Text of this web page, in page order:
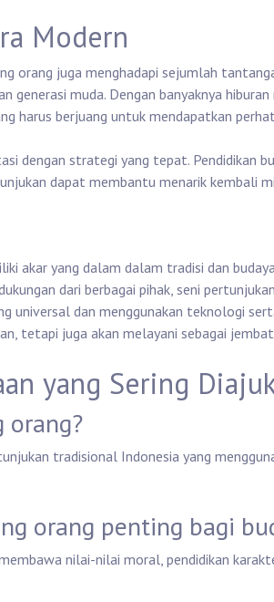
Modern
orang juga menghadapi sejumlah
generasi muda. Dengan banyaknya
harus berjuang untuk mendapatkan
dengan strategi yang tepat. Pendidikan
dapat membantu menarik kembali
akar yang dalam dalam tradisi dan
dari berbagai pihak, seni
universal dan menggunakan teknologi
tetapi juga akan melayani sebagai
yang Sering
orang?
tradisional Indonesia yang
orang penting bagi
nilai-nilai moral, pendidikan